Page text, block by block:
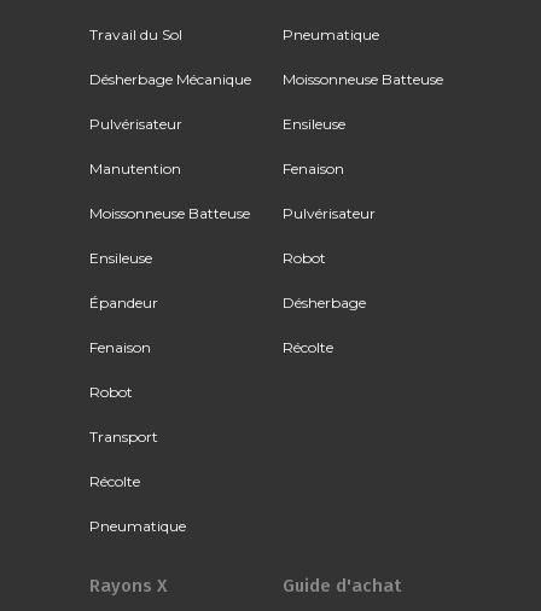
Travail du Sol
Désherbage Mécanique
Pulvérisateur
Manutention
Moissonneuse Batteuse
Ensileuse
Épandeur
Fenaison
Robot
Transport
Récolte
Pneumatique
Pneumatique
Moissonneuse Batteuse
Ensileuse
Fenaison
Pulvérisateur
Robot
Désherbage
Récolte
Rayons X Guide d'achat